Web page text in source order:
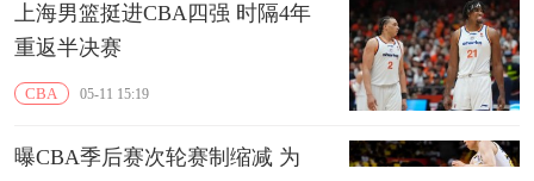
上海男篮挺进CBA四强 时隔4年
重返半决赛
CBA 05-11 15:19
曝CBA季后赛次轮赛制缩减 为